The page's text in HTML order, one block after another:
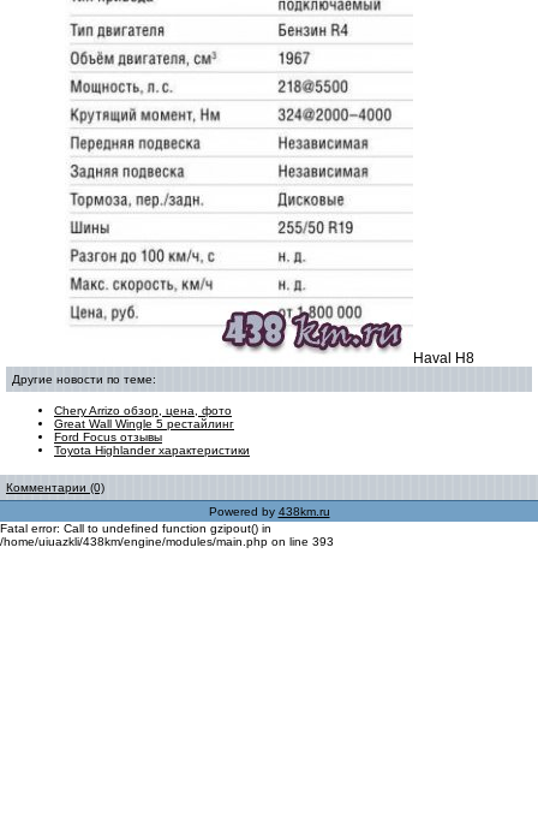
Haval H8
Другие новости по теме:
Chery Arrizo обзор, цена, фото
Great Wall Wingle 5 рестайлинг
Ford Focus отзывы
Toyota Highlander характеристики
Комментарии (0)
Powered by 438km.ru
Fatal error: Call to undefined function gzipout() in
/home/uiuazkli/438km/engine/modules/main.php on line 393